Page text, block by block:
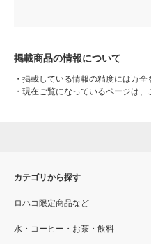
掲載商品の情報について
・ 掲載している情報の精度には万全
・ 現在ご覧になっているページは
カテゴリから探す
ロハコ限定商品など
水・コーヒー・お茶・飲料